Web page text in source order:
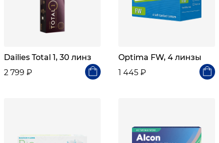
Dailies Total 1, 30 линз
2 799 ₽
Optima FW, 4 линзы
1 445 ₽